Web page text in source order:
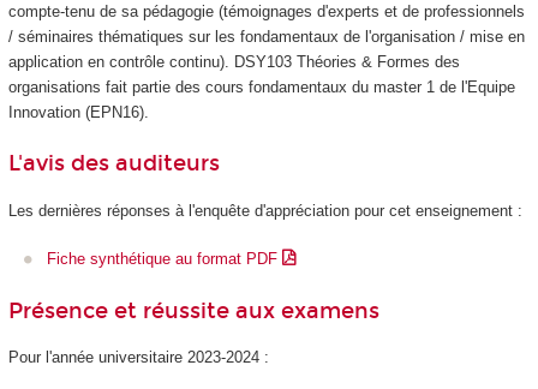
compte-tenu de sa pédagogie (témoignages d'experts et de professionnels
/ séminaires thématiques sur les fondamentaux de l'organisation / mise en
application en contrôle continu). DSY103 Théories & Formes des
organisations fait partie des cours fondamentaux du master 1 de l'Equipe
Innovation (EPN16).
L'avis des auditeurs
Les dernières réponses à l'enquête d'appréciation pour cet enseignement :
Fiche synthétique au format PDF
Présence et réussite aux examens
Pour l'année universitaire 2023-2024 :